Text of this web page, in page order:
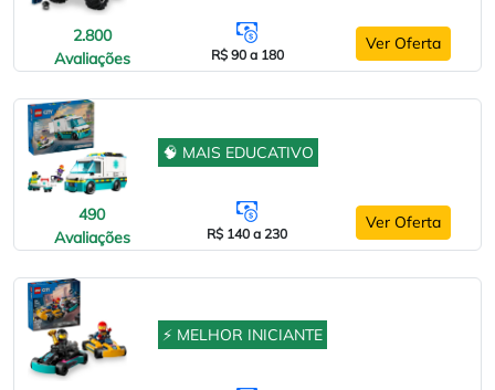
2.800
Avaliações
R$ 90 a 180
Ver Oferta
🧠 MAIS EDUCATIVO
490
Avaliações
R$ 140 a 230
Ver Oferta
⚡ MELHOR INICIANTE